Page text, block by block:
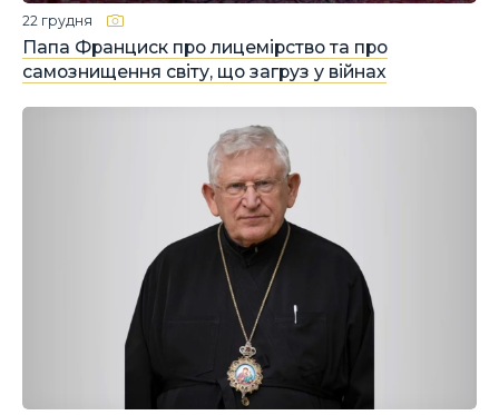
Папа Франциск про лицемірство та про
самознищення світу, що загруз у війнах
22 грудня